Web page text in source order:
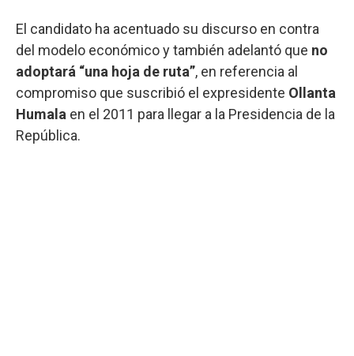
El candidato ha acentuado su discurso en contra
del modelo económico y también adelantó que no
adoptará “una hoja de ruta”, en referencia al
compromiso que suscribió el expresidente Ollanta
Humala en el 2011 para llegar a la Presidencia de la
República.